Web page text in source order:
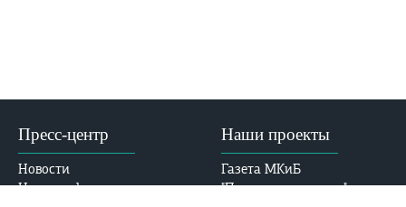
Пресс-центр
Новости
Новости филиалов
Наши проекты
Газета МКиБ
"Призвание-помочь"